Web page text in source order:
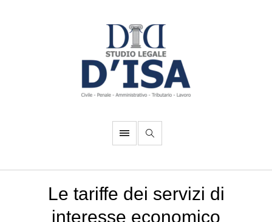
Le tariffe dei servizi di
interesse economico